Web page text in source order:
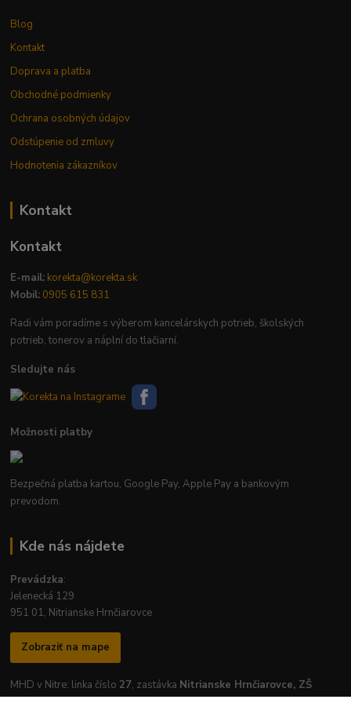
Blog
Kontakt
Doprava a platba
Obchodné podmienky
Ochrana osobných údajov
Odstúpenie od zmluvy
Hodnotenia zákazníkov
Kontakt
Kontakt
E-mail: korekta@korekta.sk
Mobil: 0905 615 831
Radi vám poradíme s výberom kancelárskych potrieb, školských
potrieb, tonerov a náplní do tlačiarní.
Sledujte nás
Možnosti platby
Bezpečná platba kartou, Google Pay, Apple Pay a bankovým
prevodom.
Kde nás nájdete
Prevádzka:
Jelenecká 129
951 01, Nitrianske Hrnčiarovce
Zobraziť na mape
MHD v Nitre: linka číslo 27, zastávka Nitrianske Hrnčiarovce, ZŠ